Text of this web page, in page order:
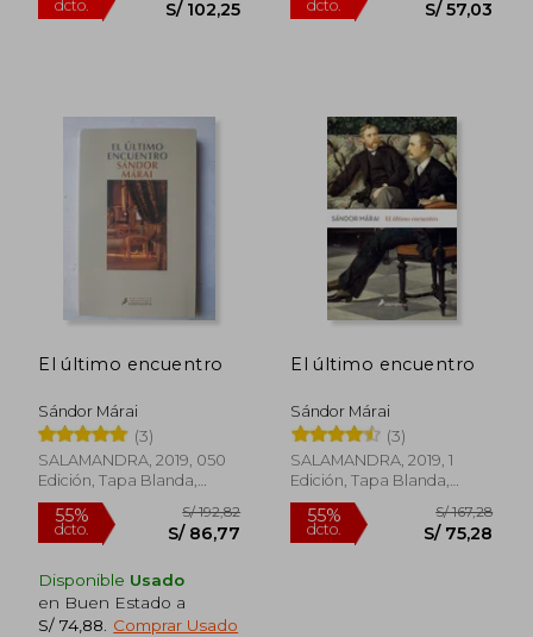
S/ 170,41
El último encuentro
Sándor Márai
(3)
SALAMANDRA, 2019, 050
Edición, Tapa Blanda,
Nuevo
Disponible Usado
en Buen Estado a
S/ 74,88
Comprar Usado
El último encuentro
Sándor Márai
(3)
SALAMANDRA, 2019, 1
Edición, Tapa Blanda,
Nuevo